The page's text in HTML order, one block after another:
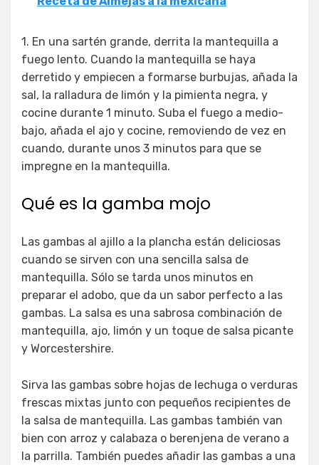
1. En una sartén grande, derrita la mantequilla a
fuego lento. Cuando la mantequilla se haya
derretido y empiecen a formarse burbujas, añada la
sal, la ralladura de limón y la pimienta negra, y
cocine durante 1 minuto. Suba el fuego a medio-
bajo, añada el ajo y cocine, removiendo de vez en
cuando, durante unos 3 minutos para que se
impregne en la mantequilla.
Qué es la gamba mojo
Las gambas al ajillo a la plancha están deliciosas
cuando se sirven con una sencilla salsa de
mantequilla. Sólo se tarda unos minutos en
preparar el adobo, que da un sabor perfecto a las
gambas. La salsa es una sabrosa combinación de
mantequilla, ajo, limón y un toque de salsa picante
y Worcestershire.
Sirva las gambas sobre hojas de lechuga o verduras
frescas mixtas junto con pequeños recipientes de
la salsa de mantequilla. Las gambas también van
bien con arroz y calabaza o berenjena de verano a
la parrilla. También puedes añadir las gambas a una